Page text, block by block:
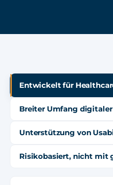
Entwickelt für
Breiter Umfang
Unterstützung von
Risikobasiert, nicht mit